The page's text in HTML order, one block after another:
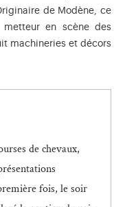
1713), ingénieur du roi
de Modène, ce
en scène des
machineries et décors
de chevaux,
grand projet à Versailles
fois, le soir